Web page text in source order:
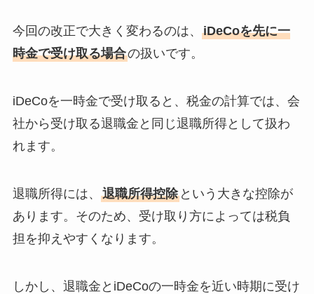
今回の改正で大きく変わるのは、 iDeCoを先に一
時金で受け取る場合の扱いです。
iDeCoを一時金で受け取ると、税金の計算では、会
社から受け取る退職金と同じ退職所得として扱わ
れます。
退職所得には、 退職所得控除という大きな控除が
あります。そのため、受け取り方によっては税負
担を抑えやすくなります。
しかし、退職金とiDeCoの一時金を近い時期に受け